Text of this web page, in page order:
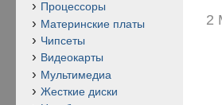
2
Процессоры
Материнские платы
Чипсеты
Видеокарты
Мультимедиа
Жесткие диски